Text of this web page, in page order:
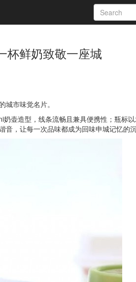
杯鲜奶致敬一座城
市味觉名片。
壶造型，线条流畅且兼具便携性；瓶标
，让每一次品味都成为回味申城记忆的